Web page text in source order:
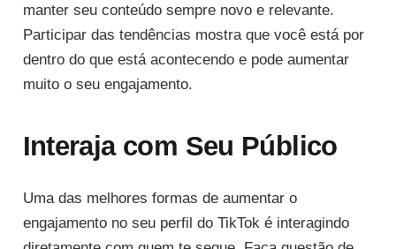
manter seu conteúdo sempre novo e relevante.
Participar das tendências mostra que você está por
dentro do que está acontecendo e pode aumentar
muito o seu engajamento.
Interaja com Seu Público
Uma das melhores formas de aumentar o
engajamento no seu perfil do TikTok é interagindo